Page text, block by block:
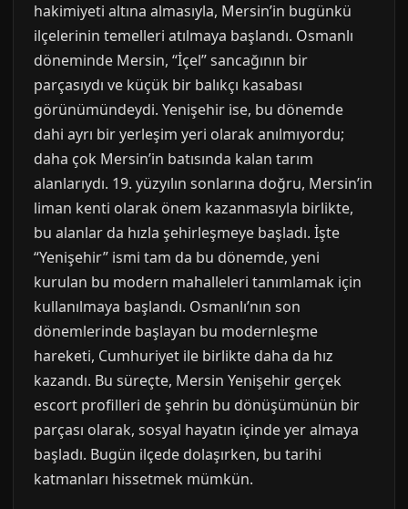
hakimiyeti altına almasıyla, Mersin’in bugünkü
ilçelerinin temelleri atılmaya başlandı. Osmanlı
döneminde Mersin, “İçel” sancağının bir
parçasıydı ve küçük bir balıkçı kasabası
görünümündeydi. Yenişehir ise, bu dönemde
dahi ayrı bir yerleşim yeri olarak anılmıyordu;
daha çok Mersin’in batısında kalan tarım
alanlarıydı. 19. yüzyılın sonlarına doğru, Mersin’in
liman kenti olarak önem kazanmasıyla birlikte,
bu alanlar da hızla şehirleşmeye başladı. İşte
“Yenişehir” ismi tam da bu dönemde, yeni
kurulan bu modern mahalleleri tanımlamak için
kullanılmaya başlandı. Osmanlı’nın son
dönemlerinde başlayan bu modernleşme
hareketi, Cumhuriyet ile birlikte daha da hız
kazandı. Bu süreçte, Mersin Yenişehir gerçek
escort profilleri de şehrin bu dönüşümünün bir
parçası olarak, sosyal hayatın içinde yer almaya
başladı. Bugün ilçede dolaşırken, bu tarihi
katmanları hissetmek mümkün.